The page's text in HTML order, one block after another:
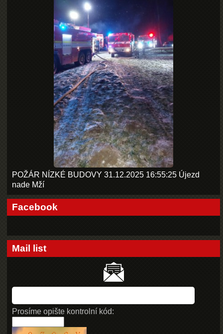
POŽÁR NÍZKÉ BUDOVY 31.12.2025 16:55:25 Újezd
nade Mží
Facebook
Mail list
Prosíme opište kontrolní kód: